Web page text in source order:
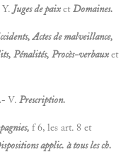
Juges de paixetDomaines.
Actes de malveillance,
Pénalités, Procès-verbauxet
V. Prescription.
f 6, les art. 8 et
applic. à tous les ch.